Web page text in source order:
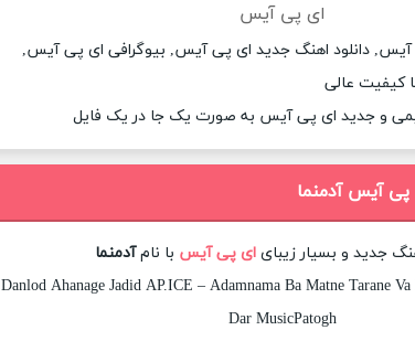
ای پی آیس
آیس, دانلود اهنگ جدید ای پی آیس, بیوگرافی ای پی آیس,
کیفیت عالی
و جدید ای پی آیس به صورت یک جا در یک فایل
پی آیس آدمنما
جدید و بسیار زیبای ای پی آیس با نامآدمنما
Danlod Ahanage Jadid AP.ICE – Adamnama Ba Matne Tarane
Dar MusicPatogh